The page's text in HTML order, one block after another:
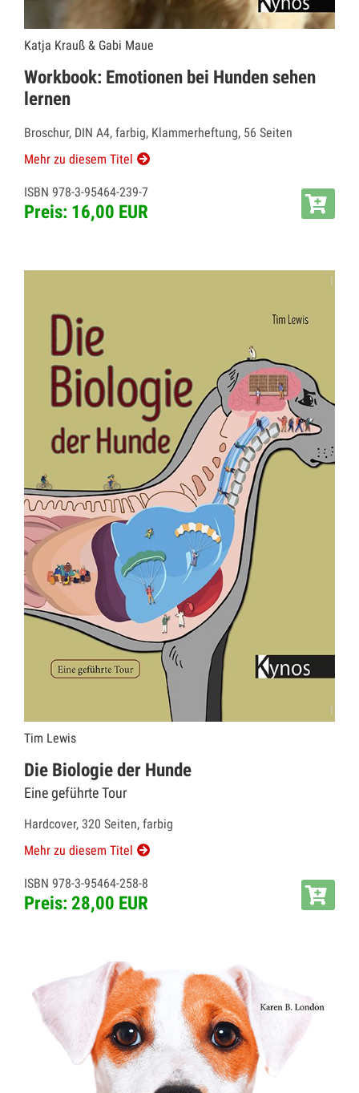
Katja Krauß & Gabi Maue
Workbook: Emotionen bei Hunden sehen
lernen
Broschur, DIN A4, farbig, Klammerheftung, 56 Seiten
Mehr zu diesem Titel
ISBN 978-3-95464-239-7
Preis: 16,00 EUR
Tim Lewis
Die Biologie der Hunde
Eine geführte Tour
Hardcover, 320 Seiten, farbig
Mehr zu diesem Titel
ISBN 978-3-95464-258-8
Preis: 28,00 EUR